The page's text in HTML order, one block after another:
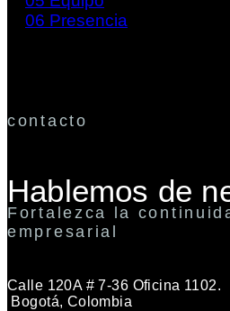
06 Presencia
contacto
Hablemos de
Fortalezca la
empresarial
Calle 120A # 7-36 Oficina 1102.
Bogotá, Colombia